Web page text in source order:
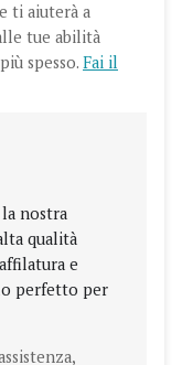
ti aiuterà a
tue abilità
spesso. Fai il
nostra
qualità
e
perfetto per